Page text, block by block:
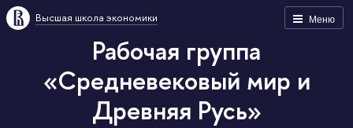
Меню
Высшая школа экономики
Рабочая группа
«Средневековый мир и
Древняя Русь»